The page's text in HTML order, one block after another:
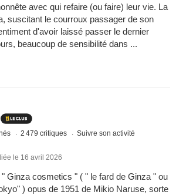
avec qui refaire (ou faire) leur vie. La
suscitant le courroux passager de son
d'avoir laissé passer le dernier
beaucoup de sensibilité dans ...
2 479 critiques Suivre son activité
le 16 avril 2026
Ginza cosmetics " ( " le fard de Ginza " ou
) opus de 1951 de Mikio Naruse, sorte